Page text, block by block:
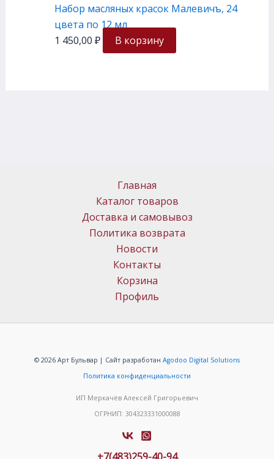
Набор масляных красок Малевичъ, 24
цвета по 12 мл
1 450,00 ₽ В корзину
Главная
Каталог товаров
Доставка и самовывоз
Политика возврата
Новости
Контакты
Корзина
Профиль
© 2026 Арт Бульвар | Сайт разработан Agodoo Digital Solutions
Политика конфиденциальности
ИП Меркачёв Алексей Григорьевич
ОГРНИП: 304323331000088